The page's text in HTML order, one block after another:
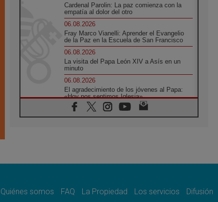
Cardenal Parolin: La paz comienza con la
empatía al dolor del otro
06.08.2026
Fray Marco Vianelli: Aprender el Evangelio
de la Paz en la Escuela de San Francisco
06.08.2026
La visita del Papa León XIV a Asís en un
minuto
06.08.2026
El agradecimiento de los jóvenes al Papa:
«Hoy nos sentimos Iglesia»
06.08.2026
Líbano: Reanudan los coloquios en Roma en
paz
Quiénes somos FAQ La Propiedad Los servicios Difusión